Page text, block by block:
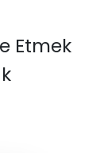
Etmek